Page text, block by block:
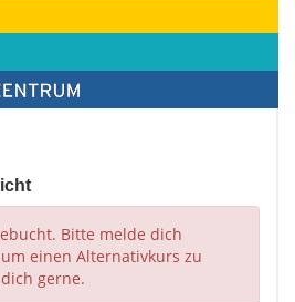
Bitte melde dich
einen Alternativkurs zu
gerne.